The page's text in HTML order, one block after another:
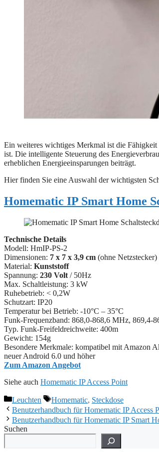
Ein weiteres wichtiges Merkmal ist die Fähigkeit
ist. Die intelligente Steuerung des
erheblichen Energieeinsparungen beiträgt.
Hier finden Sie eine Auswahl der wichtigsten
Homematic IP Smart Home
Technische Details
Modell: HmIP-PS-2
Dimensionen: 7 x 7 x 3,9 cm (ohne Netzstecker)
Material: Kunststoff
Spannung: 230 Volt / 50Hz
Max. Schaltleistung: 3 kW
Ruhebetrieb: < 0,2W
Schutzart: ‎IP20
Temperatur bei Betrieb: -10°C – 35°C
Funk-Frequenzband: 868,0-868,6 MHz, 869,4-
Typ. Funk-Freifeldreichweite: 400m
Gewicht: 154g
Besondere Merkmale: ‎kompatibel mit Amazon
neuer Android 6.0 und höher
Zum Amazon Angebot
Siehe auch Homematic IP Access Point
Kategorien
Leuchten Schlagwörter
Homematic, Steckdose
Benutzerhandbuch für Homematic IP Access
Benutzerhandbuch für Homematic IP Smart
Suchen